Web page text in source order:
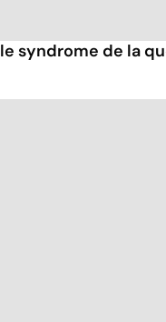
syndrome de la